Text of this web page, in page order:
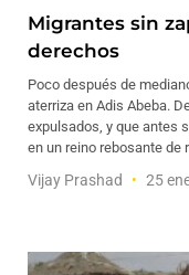
Migrantes sin
derechos
Poco después de
aterriza en Adis Abeba.
expulsados, y que antes
en un reino rebosante de
Vijay Prashad 25